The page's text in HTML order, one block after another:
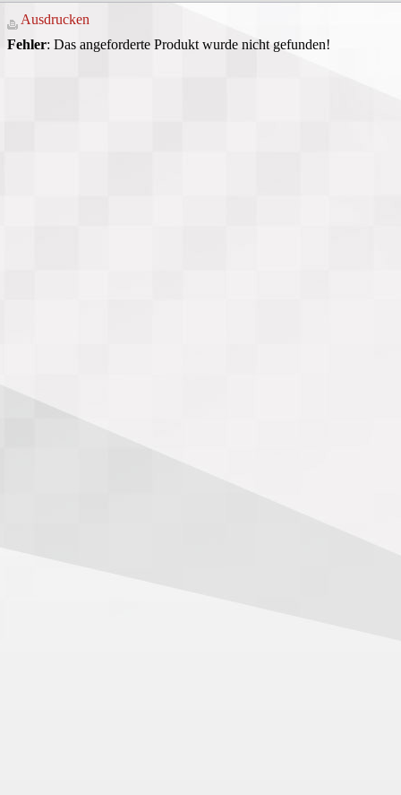
Ausdrucken
Fehler: Das angeforderte Produkt wurde nicht gefunden!